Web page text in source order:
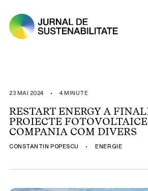
ȘTIRI
OPINII
ESG
COMPANII SUSTENABILE
23 MAI 2024 • 4 MINUTE
RESTART ENERGY A
PROIECTE
COMPANIA COM DIVERS
CONSTANTIN POPESCU • ENERGIE